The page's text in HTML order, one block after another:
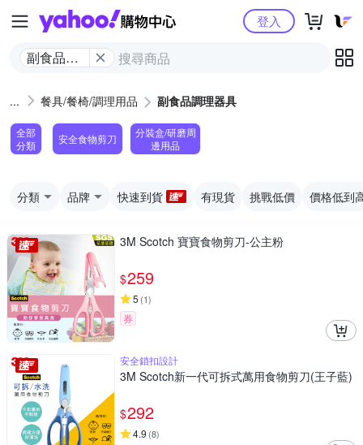
Yahoo購物中心
副食品調
登入
餐具/餐椅/調理用品 副食品調理器具
全部
分類
安全食物剪刀
分裝盒/研磨周
邊用品
分類 品牌 快速到貨 有現貨 挑戰低價 價格低到
3M Scotch 寶寶食物剪刀-公主粉
$259
5 (1)
券
安全鎖扣設計
3M Scotch新一代可拆式萬用食物剪刀(王子藍)
$292
4.9 (8)